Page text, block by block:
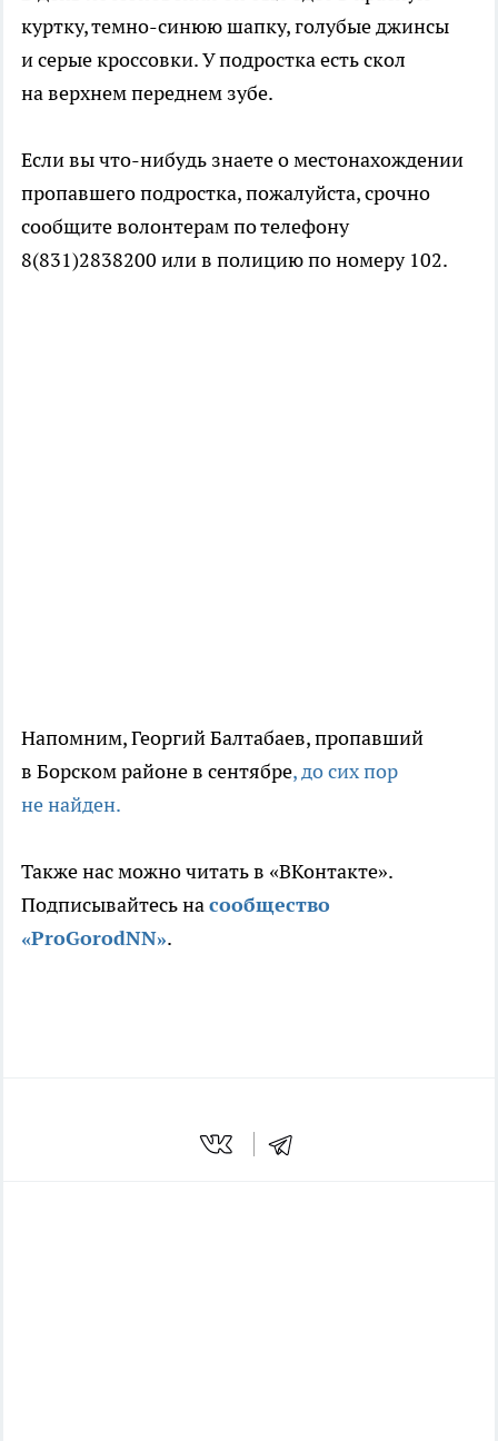
куртку, темно-синюю шапку, голубые джинсы
и серые кроссовки. У подростка есть скол
на верхнем переднем зубе.
Если вы что-нибудь знаете о местонахождении
пропавшего подростка, пожалуйста, срочно
сообщите волонтерам по телефону
8(831)2838200 или в полицию по номеру 102.
Напомним, Георгий Балтабаев, пропавший
в Борском районе в сентябре, до сих пор
не найден.
Также нас можно читать в «ВКонтакте».
Подписывайтесь насообщество
«ProGorodNN».